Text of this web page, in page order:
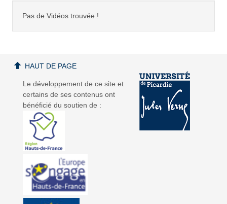
Pas de Vidéos trouvée !
Le développement de ce site et
certains de ses contenus ont
bénéficié du soutien de :
HAUT DE PAGE